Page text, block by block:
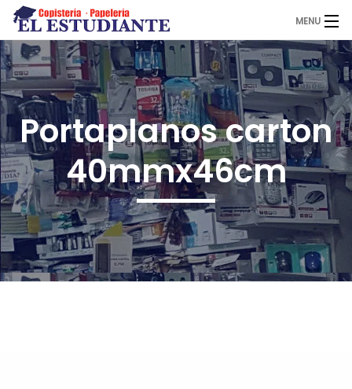
MENU
El Estudiante
Copistería
Papelería
Servicios
Portaplanos carton
40mmx46cm